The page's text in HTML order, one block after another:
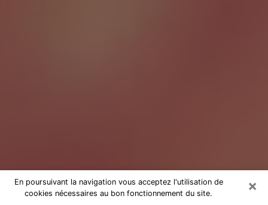
×
En poursuivant la navigation vous acceptez l'utilisation de
cookies nécessaires au bon fonctionnement du site.